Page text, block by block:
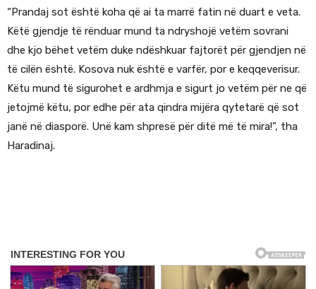
“Prandaj sot është koha që ai ta marrë fatin në duart e veta.
Këtë gjendje të rënduar mund ta ndryshojë vetëm sovrani
dhe kjo bëhet vetëm duke ndëshkuar fajtorët për gjendjen në
të cilën është. Kosova nuk është e varfër, por e keqqeverisur.
Këtu mund të sigurohet e ardhmja e sigurt jo vetëm për ne që
jetojmë këtu, por edhe për ata qindra mijëra qytetarë që sot
janë në diasporë. Unë kam shpresë për ditë më të mira!”, tha
Haradinaj.